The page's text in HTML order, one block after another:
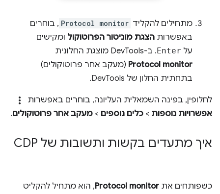
מתחילים להקליד Protocol monitor , בוחרים
באפשרות הצגת מוניטור הפרוטוקול ומקישים
על Enter. ב-DevTools מוצגת החלונית
Protocol monitor (מעקב אחר פרוטוקולים)
בתחתית החלון של DevTools.
לחלופין, בפינה השמאלית העליונה, בוחרים באפשרות more_vert
אפשרויות נוספות > כלים נוספים > מעקב אחר פרוטוקולים.
איך מתעדים בקשות ותשובות של CDP
כשפותחים את Protocol monitor, הוא מתחיל להקליט